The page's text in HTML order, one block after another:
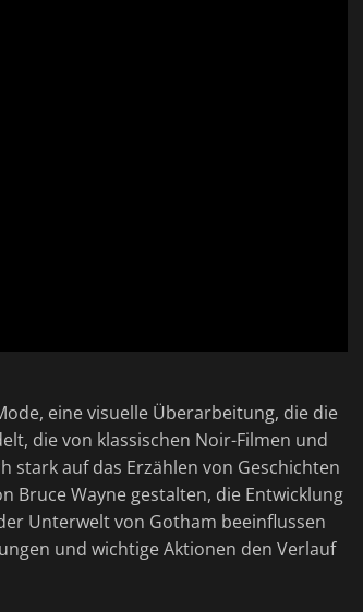
eine visuelle Überarbeitung, die die
die von klassischen Noir-Filmen und
stark auf das Erzählen von Geschichten
Bruce Wayne gestalten, die Entwicklung
Unterwelt von Gotham beeinflussen
und wichtige Aktionen den Verlauf